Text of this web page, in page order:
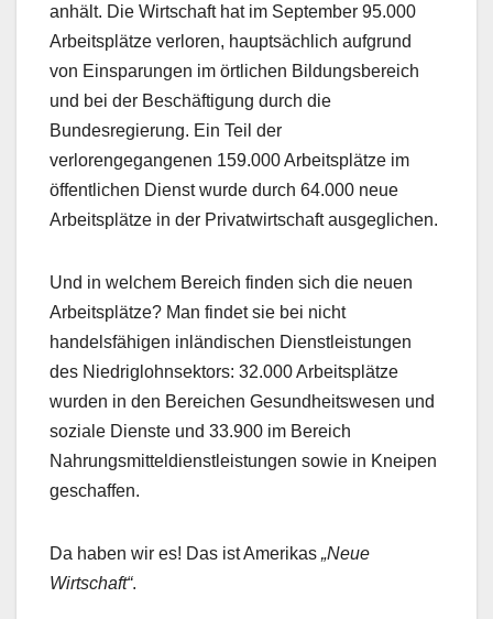
anhält. Die Wirtschaft hat im September 95.000
Arbeitsplätze verloren, hauptsächlich aufgrund
von Einsparungen im örtlichen Bildungsbereich
und bei der Beschäftigung durch die
Bundesregierung. Ein Teil der
verlorengegangenen 159.000 Arbeitsplätze im
öffentlichen Dienst wurde durch 64.000 neue
Arbeitsplätze in der Privatwirtschaft ausgeglichen.
Und in welchem Bereich finden sich die neuen
Arbeitsplätze? Man findet sie bei nicht
handelsfähigen inländischen Dienstleistungen
des Niedriglohnsektors: 32.000 Arbeitsplätze
wurden in den Bereichen Gesundheitswesen und
soziale Dienste und 33.900 im Bereich
Nahrungsmitteldienstleistungen sowie in Kneipen
geschaffen.
Da haben wir es! Das ist Amerikas „Neue
Wirtschaft“.